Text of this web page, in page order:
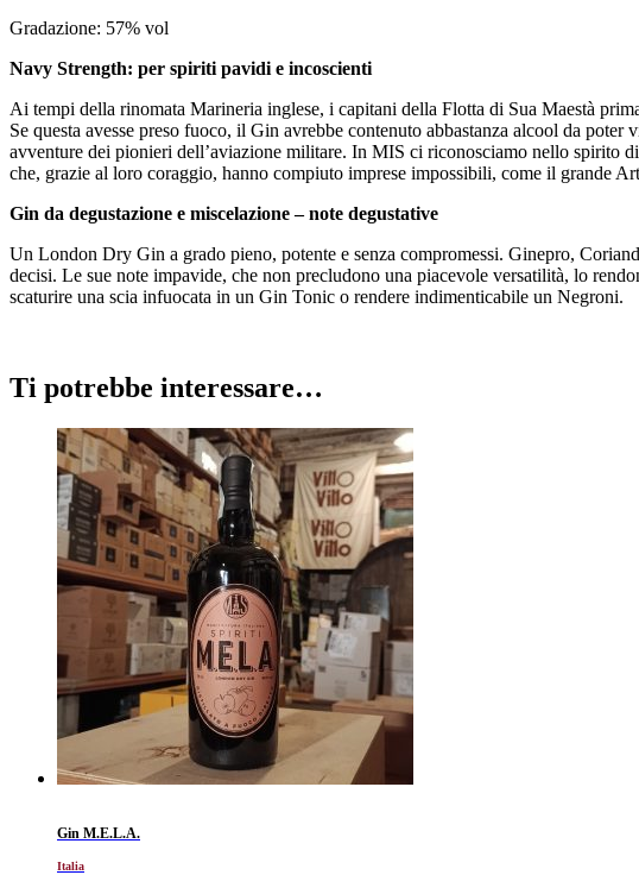
Gradazione: 57% vol
Navy Strength: per spiriti pavidi e incoscienti
Ai tempi della rinomata Marineria inglese, i capitani della Flotta di Sua Maestà
Se questa avesse preso fuoco, il Gin avrebbe contenuto abbastanza alcool da
avventure dei pionieri dell’aviazione militare. In MIS ci riconosciamo nello spirito
che, grazie al loro coraggio, hanno compiuto imprese impossibili, come il grande
Gin da degustazione e miscelazione – note degustative
Un London Dry Gin a grado pieno, potente e senza compromessi. Ginepro,
decisi. Le sue note impavide, che non precludono una piacevole versatilità, lo
scaturire una scia infuocata in un Gin Tonic o rendere indimenticabile un Negroni.
Ti potrebbe interessare…
Gin M.E.L.A.
Italia